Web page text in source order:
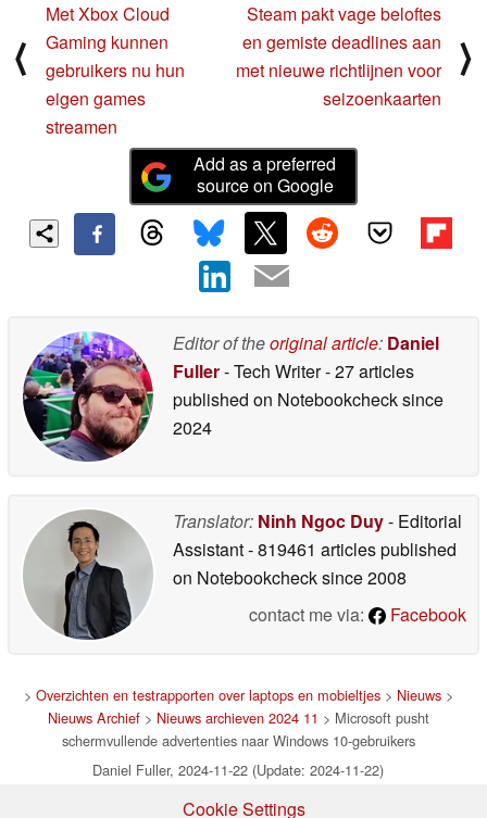
⟨
Met Xbox Cloud
Gaming kunnen
gebruikers nu hun
eigen games
streamen
Steam pakt vage beloftes
en gemiste deadlines aan
met nieuwe richtlijnen voor
seizoenkaarten
⟩
Add as a preferred
source on Google
Editor of theoriginal article: Daniel
Fuller- Tech Writer- 27 articles
published on Notebookchecksince
2024
Translator: Ninh Ngoc Duy- Editorial
Assistant- 819461 articles published
on Notebookchecksince 2008
contact me via:
Facebook
> Overzichten en testrapporten over laptops en mobieltjes> Nieuws>
Nieuws Archief> Nieuws archieven 2024 11 > Microsoft pusht
schermvullende advertenties naar Windows 10-gebruikers
Daniel Fuller, 2024-11-22 (Update: 2024-11-22)
Cookie Settings